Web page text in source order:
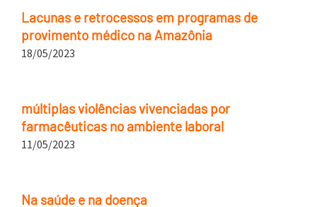
Lacunas e retrocessos em programas de
provimento médico na Amazônia
18/05/2023
múltiplas violências vivenciadas por
farmacêuticas no ambiente laboral
11/05/2023
Na saúde e na doença